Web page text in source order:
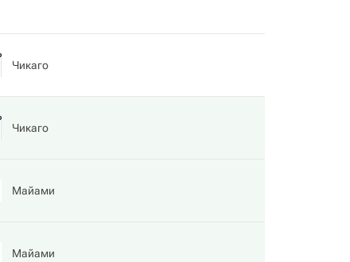
Чикаго
Чикаго
Майами
Майами